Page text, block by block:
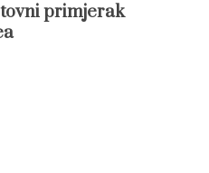
primjerak